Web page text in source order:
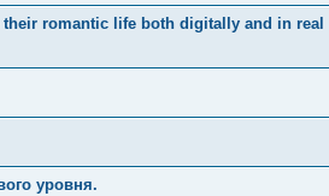
romantic life both digitally and in real
уровня.